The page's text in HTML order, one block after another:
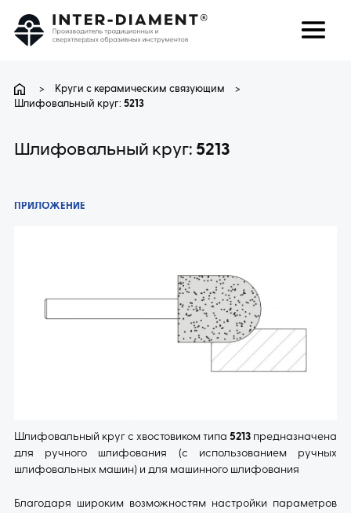
> Круги с керамическим связующим
>
Шлифовальный круг: 5213
Шлифовальный круг: 5213
ПРИЛОЖЕНИЕ
Шлифовальный круг с хвостовиком типа5213 предназначена
для ручного шлифования (с использованием ручных
шлифовальных машин) и для машинного шлифования
Благодаря широким возможностям настройки параметров